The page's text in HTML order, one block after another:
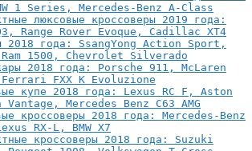
1 Series, Mercedes-Benz A-Class
люксовые кроссоверы 2019 года:
Range Rover Evoque, Cadillac XT4
2018 года: SsangYong Action Sport,
Ram 1500, Chevrolet Silverado
2018 года: Porsche 911, McLaren
Ferrari FXX K Evoluzione
купе 2018 года: Lexus RC F, Aston
Mercedes Benz C63 AMG
кроссоверы 2018 года: Mercedes-Benz
RX-L, BMW X7
кроссоверы 2018 года: Suzuki